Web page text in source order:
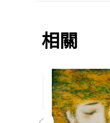
相關